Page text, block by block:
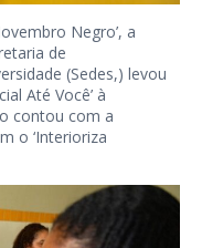
Negro’, a
de
(Sedes,) levou
Até Você’ à
contou com a
o ‘Interioriza